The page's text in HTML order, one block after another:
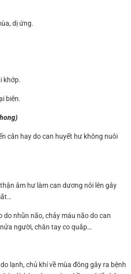
dị ứng.
khớp.
biên.
cân hay do can huyết hư không nuôi
âm hư làm can dương nôi lên gây
do nhũn não, chảy máu não do can
người, chân tay co quắp…
lạnh, chủ khí về mùa đông gây ra bệnh